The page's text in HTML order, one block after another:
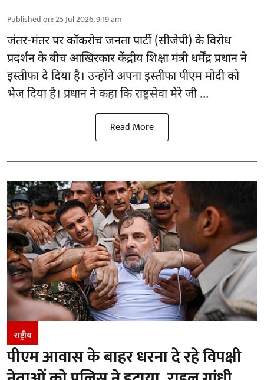
Published on:25 Jul 2026, 9:19 am
जंतर-मंतर परकॉकरोच जनता पार्टी (सीजेपी) के विरोध
प्रदर्शन के बीच आखिरकार केंद्रीय शिक्षा मंत्री धर्मेंद्र प्रधान ने
इस्तीफा दे दिया है। उन्होंने अपना इस्तीफा पीएम मोदी को
भेज दिया है। प्रधान ने कहा कि राष्ट्रसेवा मेरे जी ...
Read More
राष्ट्रीय
पीएम आवास के बाहर धरना दे रहे विपक्षी